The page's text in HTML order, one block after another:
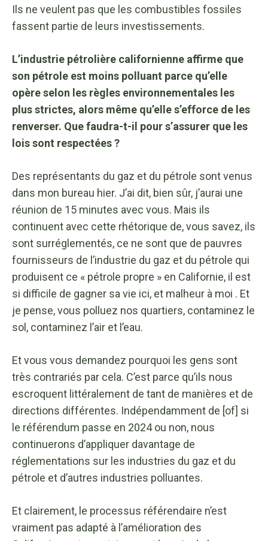
Ils ne veulent pas que les combustibles fossiles
fassent partie de leurs investissements.
L’industrie pétrolière californienne affirme que
son pétrole est moins polluant parce qu’elle
opère selon les règles environnementales les
plus strictes, alors même qu’elle s’efforce de les
renverser. Que faudra-t-il pour s’assurer que les
lois sont respectées ?
Des représentants du gaz et du pétrole sont venus
dans mon bureau hier. J’ai dit, bien sûr, j’aurai une
réunion de 15 minutes avec vous. Mais ils
continuent avec cette rhétorique de, vous savez, ils
sont surréglementés, ce ne sont que de pauvres
fournisseurs de l’industrie du gaz et du pétrole qui
produisent ce « pétrole propre » en Californie, il est
si difficile de gagner sa vie ici, et malheur à moi . Et
je pense, vous polluez nos quartiers, contaminez le
sol, contaminez l’air et l’eau.
Et vous vous demandez pourquoi les gens sont
très contrariés par cela. C’est parce qu’ils nous
escroquent littéralement de tant de manières et de
directions différentes. Indépendamment de [of] si
le référendum passe en 2024 ou non, nous
continuerons d’appliquer davantage de
réglementations sur les industries du gaz et du
pétrole et d’autres industries polluantes.
Et clairement, le processus référendaire n’est
vraiment pas adapté à l’amélioration des